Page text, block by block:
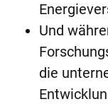
Und
die